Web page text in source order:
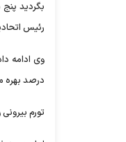
بگردید
رئیس اتحادیه خبازان
درصد بهره
تورم